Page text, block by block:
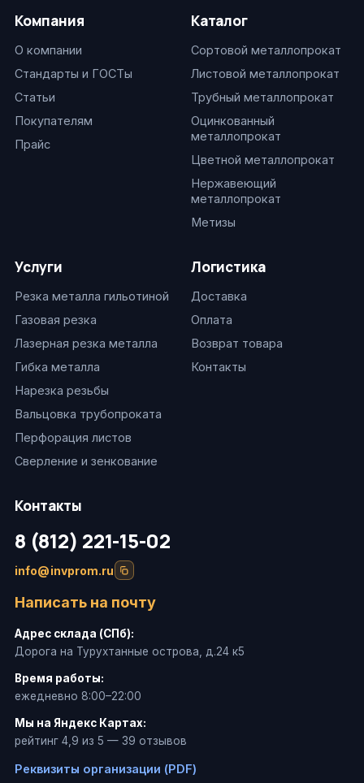
Компания
О компании
Стандарты и ГОСТы
Статьи
Покупателям
Прайс
Каталог
Сортовой металлопрокат
Листовой металлопрокат
Трубный металлопрокат
Оцинкованный
металлопрокат
Цветной металлопрокат
Нержавеющий
металлопрокат
Метизы
Услуги
Резка металла гильотиной
Газовая резка
Лазерная резка металла
Гибка металла
Нарезка резьбы
Вальцовка трубопроката
Перфорация листов
Сверление и зенкование
Логистика
Доставка
Оплата
Возврат товара
Контакты
Контакты
8 (812) 221-15-02
info@invprom.ru
Написать на почту
Адрес склада (СПб):
Дорога на Турухтанные острова, д.24 к5
Время работы:
ежедневно 8:00–22:00
Мы на Яндекс Картах:
рейтинг 4,9 из 5 — 39 отзывов
Реквизиты организации (PDF)